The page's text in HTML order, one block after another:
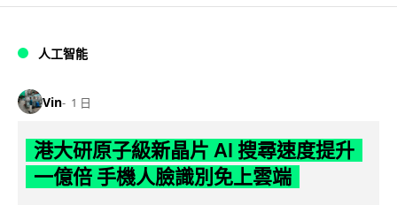
人工智能
Vin 1 日
港大研原子級新晶片 AI 搜尋速度提升
一億倍 手機人臉識別免上雲端